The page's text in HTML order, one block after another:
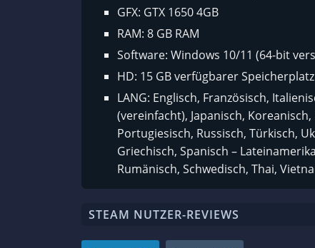
GFX: GTX 1650 4GB
RAM: 8 GB RAM
Software: Windows 10/11 (64-bit
HD: 15 GB verfügbarer Speicherplatz
LANG: Englisch, Französisch,
(vereinfacht), Japanisch,
Portugiesisch, Russisch, Türkisch,
Griechisch, Spanisch –
Rumänisch, Schwedisch, Thai,
STEAM NUTZER-REVIEWS